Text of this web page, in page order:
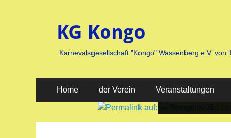
KG Kongo
Karnevalsgesellschaft "Kongo" Wassenberg e.V. von
Home der Verein Veranstaltungen